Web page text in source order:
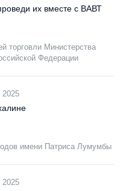
их вместе с ВАВТ
торговли Министерства
Федерации
имени Патриса Лумумбы